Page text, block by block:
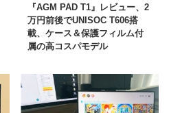
『AGM PAD T1』レビュー、2
万円前後でUNISOC T606搭
載、ケース＆保護フィルム付
属の高コスパモデル